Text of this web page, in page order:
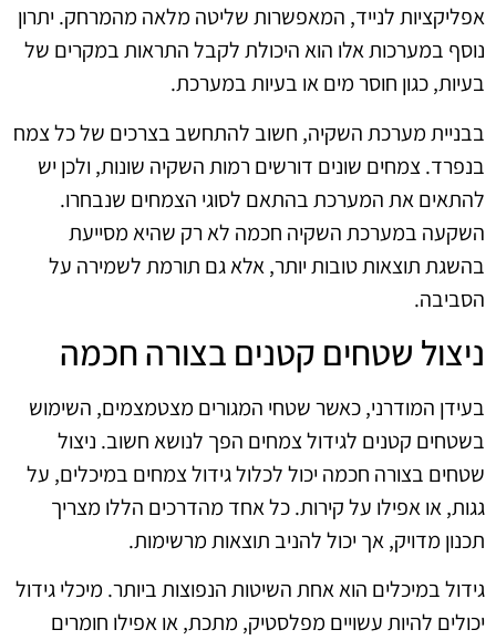
אפליקציות לנייד, המאפשרות שליטה מלאה מהמרחק. יתרון
נוסף במערכות אלו הוא היכולת לקבל התראות במקרים של
בעיות, כגון חוסר מים או בעיות במערכת.
בבניית מערכת השקיה, חשוב להתחשב בצרכים של כל צמח
בנפרד. צמחים שונים דורשים רמות השקיה שונות, ולכן יש
להתאים את המערכת בהתאם לסוגי הצמחים שנבחרו.
השקעה במערכת השקיה חכמה לא רק שהיא מסייעת
בהשגת תוצאות טובות יותר, אלא גם תורמת לשמירה על
הסביבה.
ניצול שטחים קטנים בצורה חכמה
בעידן המודרני, כאשר שטחי המגורים מצטמצמים, השימוש
בשטחים קטנים לגידול צמחים הפך לנושא חשוב. ניצול
שטחים בצורה חכמה יכול לכלול גידול צמחים במיכלים, על
גגות, או אפילו על קירות. כל אחד מהדרכים הללו מצריך
תכנון מדויק, אך יכול להניב תוצאות מרשימות.
גידול במיכלים הוא אחת השיטות הנפוצות ביותר. מיכלי גידול
יכולים להיות עשויים מפלסטיק, מתכת, או אפילו חומרים